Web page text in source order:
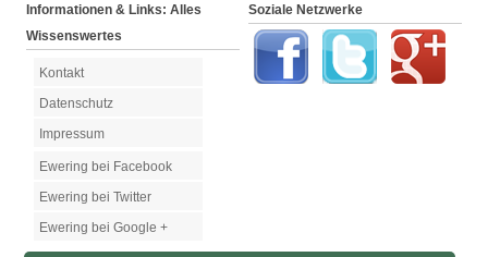
Informationen & Links: Alles
Wissenswertes
Kontakt
Datenschutz
Impressum
Ewering bei Facebook
Ewering bei Twitter
Ewering bei Google +
Soziale Netzwerke